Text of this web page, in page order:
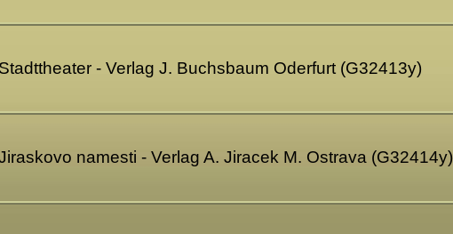
- Verlag J. Buchsbaum Oderfurt (G32413y)
namesti - Verlag A. Jiracek M. Ostrava (G32414y)